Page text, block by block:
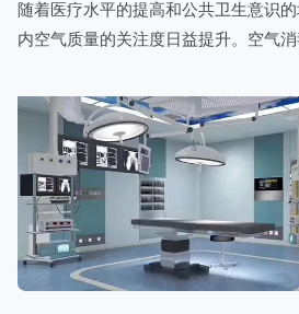
随着医疗水平的提高和公共卫生意识
内空气质量的关注度日益提升。空气